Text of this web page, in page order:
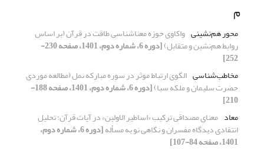
م
محور هم‌نشینی واکاوی حوزه معناشناسی طاقت در قرآن (بر اساس
روابط هم‌نشین و متقابل) [دوره 6، شماره دوم، 1401، صفحه 230-
252]
مخاطب‌شناسی الگوی ارتباط موثر در سوره مبارکه نمل (مطالعه موردی
حضرت سلیمان و ملکه سبا) [دوره 6، شماره دوم، 1401، صفحه 188-
210]
معاد معنای مصداقی ترکیب «اساطیر الاولین» در آیات قرآن؛ تحلیل
انتقادی دیدگاه مفسران و نگاهی نو به مسأله [دوره 6، شماره دوم،
1401، صفحه 84-107]